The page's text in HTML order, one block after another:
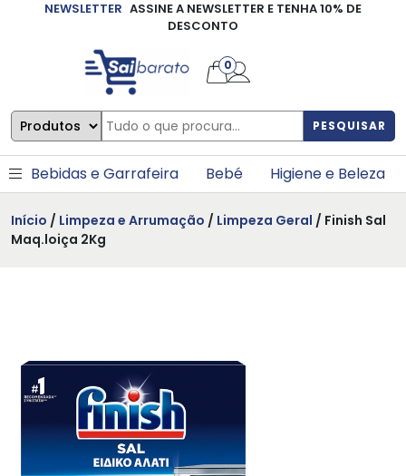
NEWSLETTER ASSINE A NEWSLETTER E TENHA 10% DE
DESCONTO
PESQUISAR
0
Bebidas e Garrafeira Bebé Higiene e Beleza
Início / Limpeza e Arrumação / Limpeza Geral / Finish Sal
Maq.loiça 2Kg